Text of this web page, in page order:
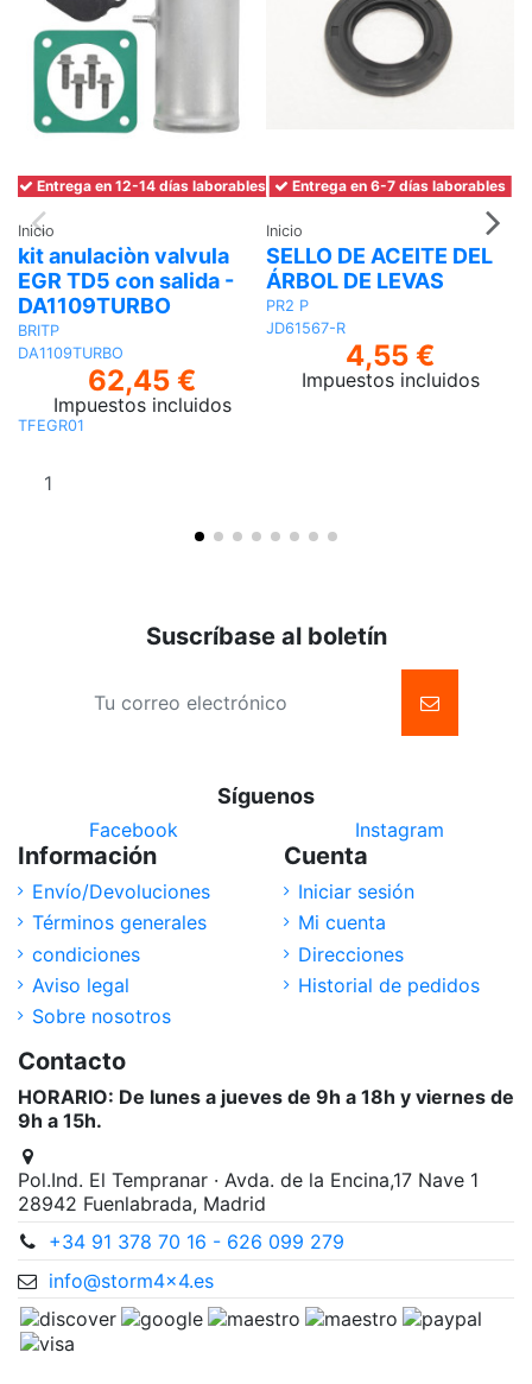
Entrega en 12-14 días laborables
Inicio
kit anulaciòn valvula
EGR TD5 con salida -
DA1109TURBO
BRITP
DA1109TURBO
62,45 €
Impuestos incluidos
TFEGR01
Entrega en 6-7 días laborables
Inicio
SELLO DE ACEITE DEL
ÁRBOL DE LEVAS
PR2 P
JD61567-R
4,55 €
Impuestos incluidos
Suscríbase al boletín
Síguenos
Facebook Instagram
Información
Envío/Devoluciones
Términos generales
condiciones
Aviso legal
Sobre nosotros
Cuenta
Iniciar sesión
Mi cuenta
Direcciones
Historial de pedidos
Contacto
HORARIO: De lunes a jueves de 9h a 18h y viernes de
9h a 15h.
Pol.Ind. El Tempranar · Avda. de la Encina,17 Nave 1
28942 Fuenlabrada, Madrid
+34 91 378 70 16 - 626 099 279
info@storm4x4.es